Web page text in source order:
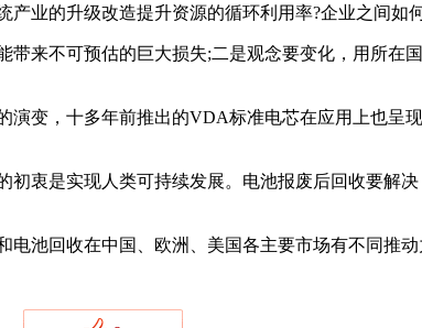
业的升级改造提升资源的循环利用率?企业之间如
不可预估的巨大损失;二是观念要变化，用所在
，十多年前推出的VDA标准电芯在应用上也呈
是实现人类可持续发展。电池报废后回收要解
回收在中国、欧洲、美国各主要市场有不同推